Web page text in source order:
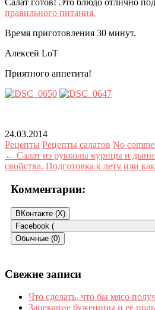
Салат готов! Это блюдо отлично
правильного питания.
Время приготовления 30 минут.
Алексей LoT
Приятного аппетита!
24.03.2014
Рецепты Рецепты салатов No
← Салат из рукколы курицы и
свойства. Подготовка к лету или
Комментарии:
ВКонтакте (X)
Facebook (
Обычные (0)
Свежие записи
Что сделать, что бы мясо
Запекание буженины и ее